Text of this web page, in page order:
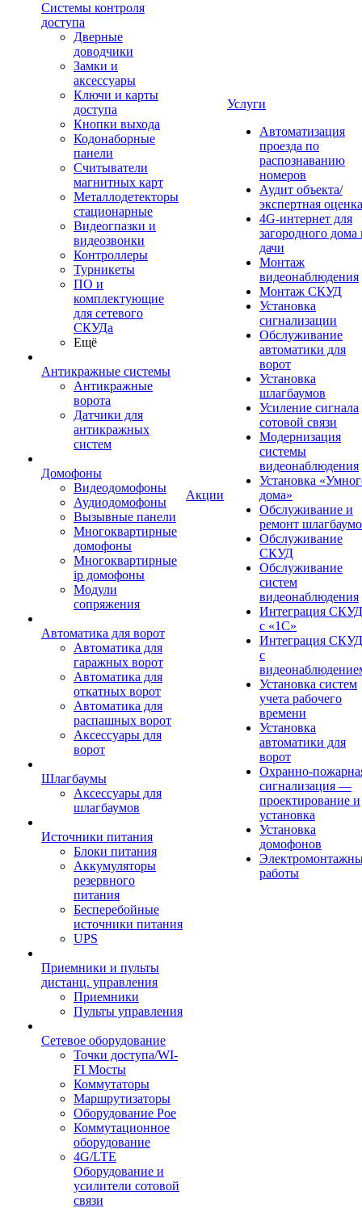
Системы контроля
доступа
Дверные
доводчики
Замки и
аксессуары
Ключи и карты
доступа
Кнопки выхода
Кодонаборные
панели
Считыватели
магнитных карт
Металлодетекторы
стационарные
Видеогпазки и
видеозвонки
Контроллеры
Турникеты
ПО и
комплектующие
для сетевого
СКУДа
Ещё
Антикражные системы
Антикражные
ворота
Датчики для
антикражных
систем
Домофоны
Видеодомофоны
Аудиодомофоны
Вызывные панели
Многоквартирные
домофоны
Многоквартирные
ip домофоны
Модули
сопряжения
Автоматика для ворот
Автоматика для
гаражных ворот
Автоматика для
откатных ворот
Автоматика для
распашных ворот
Аксессуары для
ворот
Шлагбаумы
Аксессуары для
шлагбаумов
Источники питания
Блоки питания
Аккумуляторы
резервного
питания
Бесперебойные
источники питания
UPS
Приемники и пульты
дистанц. управления
Приемники
Пульты управления
Сетевое оборудование
Точки доступа/WI-
FI Мосты
Коммутаторы
Маршрутизаторы
Оборудование Poe
Коммутационное
оборудование
4G/LTE
Оборудование и
усилители сотовой
связи
Акции
Услуги
Автоматизация
проезда по
распознаванию
номеров
Аудит объекта/
экспертная оценка
4G-интернет для
загородного дома
дачи
Монтаж
видеонаблюдения
Монтаж СКУД
Установка
сигнализации
Обслуживание
автоматики для
ворот
Установка
шлагбаумов
Усиление сигнала
сотовой связи
Модернизация
системы
видеонаблюдения
Установка
дома»
Обслуживание и
ремонт
Обслуживание
СКУД
Обслуживание
систем
видеонаблюдения
Интеграция СКУД
с «1С»
Интеграция СКУД
с
Установка систем
учета рабочего
времени
Установка
автоматики для
ворот
Охранно-
сигнализация —
проектирование и
установка
Установка
домофонов
работы